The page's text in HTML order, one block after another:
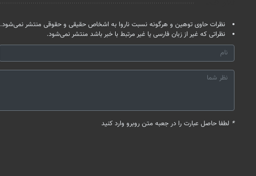
نظرات حاوی توهین و هرگونه نسبت ناروا به اشخاص حقیقی و حقوقی منتشر نمی‌شود.
نظراتی که غیر از زبان فارسی یا غیر مرتبط با خبر باشد منتشر نمی‌شود.
* لطفا حاصل عبارت را در جعبه متن روبرو وارد کنید